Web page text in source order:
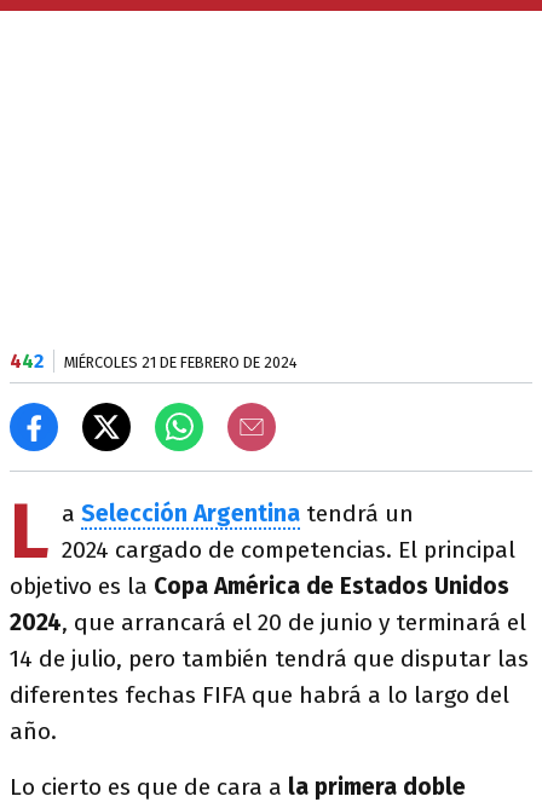
442 MIÉRCOLES 21 DE FEBRERO DE 2024
L a Selección Argentina tendrá un
2024 cargado de competencias. El principal
objetivo es la Copa América de Estados Unidos
2024, que arrancará el 20 de junio y terminará el
14 de julio, pero también tendrá que disputar las
diferentes fechas FIFA que habrá a lo largo del
año.
Lo cierto es que de cara a la primera doble